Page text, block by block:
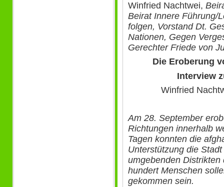
Winfried Nachtwei,
Beirat Innere Führung/
folgen, Vorstand Dt.
Nationen, Gegen
Gerechter Friede von
Die Eroberung
Interview
Winfried
Am 28. September
Richtungen innerhalb
Tagen konnten die
Unterstützung die
umgebenden
hundert Menschen
gekommen sein.